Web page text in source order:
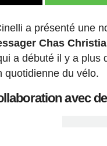
a présenté une
Chas
a débuté il y a
quotidienne du vélo.
avec